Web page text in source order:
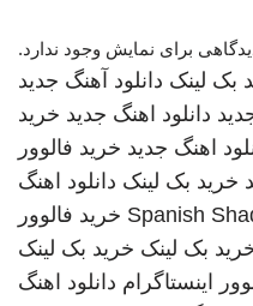
برای نمایش وجود ندارد.
بک لینک دانلود آهنگ جدید
دانلود اهنگ جدید خرید
اهنگ جدید خرید فالوور
خرید بک لینک دانلود اهنگ
Spanish خرید فالوور
بک لینک خرید بک لینک
اینستاگرام دانلود اهنگ